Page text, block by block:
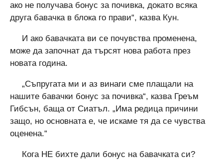
ако не получава бонус за почивка, докато всяка
друга бавачка в блока го прави“, казва Кун.
И ако бавачката ви се почувства променена,
може да започнат да търсят нова работа през
новата година.
„Съпругата ми и аз винаги сме плащали на
нашите бавачки бонус за почивка“, казва Греъм
Гибсън, баща от Сиатъл. „Има редица причини
защо, но основната е, че искаме тя да се чувства
оценена.“
Кога НЕ бихте дали бонус на бавачката си?